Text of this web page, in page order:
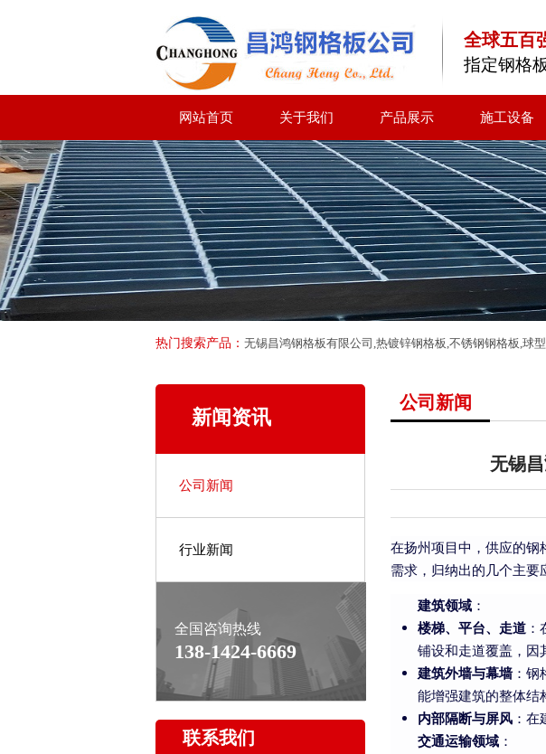
全球五百
指定钢格
网站首页 关于我们 产品展示 施工设备
热门搜索产品： 无锡昌鸿钢格板有限公司,热镀锌钢格板,不锈钢钢格板,球
新闻资讯
公司新闻
行业新闻
全国咨询热线
138-1424-6669
联系我们
公司新闻
无锡
在扬州项目中，供应的钢
需求，归纳出的几个主要
建筑领域 ：
楼梯、平台、走道
铺设和走道覆盖，因
建筑外墙与幕墙：钢
能增强建筑的整体结
内部隔断与屏风 ：
交通运输领域 ：